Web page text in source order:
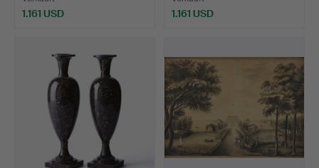
1.161 USD 1.161 USD